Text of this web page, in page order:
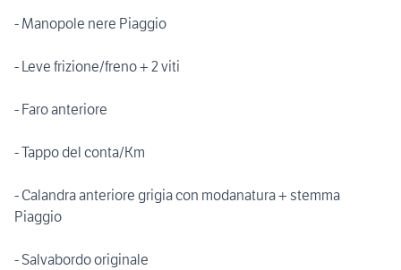
- Manopole nere Piaggio
- Leve frizione/freno + 2 viti
- Faro anteriore
- Tappo del conta/Km
- Calandra anteriore grigia con modanatura + stemma
Piaggio
- Salvabordo originale